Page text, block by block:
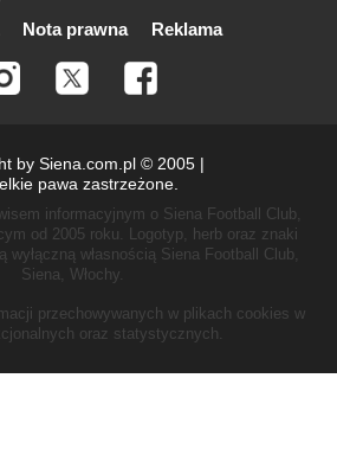
Nota prawna Reklama
by Siena.com.pl © 2005 |
pawa zastrzeżone.
informacyjnym o Siena Football Club,
od 2005 roku. Logotyp, herb oraz znaki
wyłączną własnością Siena Football Club,
Siena, Włochy.
przechowywanych w plikach cookies w
oraz statystycznych.